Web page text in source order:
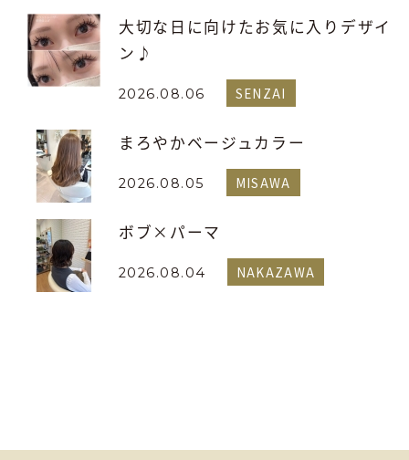
大切な日に向けたお気に入りデザイ
ン♪
2026.08.06 SENZAI
まろやかベージュカラー
2026.08.05 MISAWA
ボブ×パーマ
2026.08.04 NAKAZAWA